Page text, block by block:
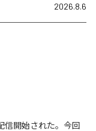
2026.8.6
信開始された。今回